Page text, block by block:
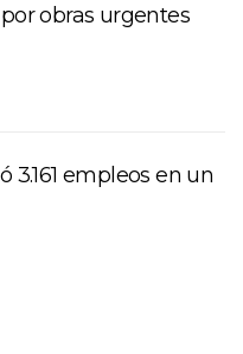
obras urgentes
empleos en un